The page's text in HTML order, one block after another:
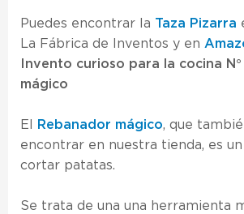
Puedes encontrar la Taza Pizarra
La Fábrica de Inventos y en
Invento curioso para la cocina
mágico
El Rebanador mágico, que
encontrar en nuestra tienda, es
cortar patatas.
Se trata de una una herramienta